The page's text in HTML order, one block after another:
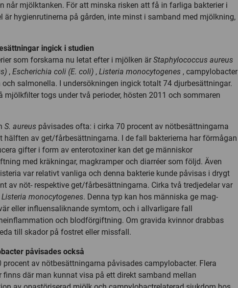
når mjölktanken. För att minska risken att få in farliga bakterier i
är hygienrutinerna på gården, inte minst i samband med mjölkning,
ingick i studien
som forskarna nu letat efter i mjölken är Staphylococcus aureus
, Escherichia coli (E. coli) , Listeria monocytogenes , campylobacter
och salmonella. I undersökningen ingick totalt 74 djurbesättningar.
mjölkfilter togs under två perioder, hösten 2011 och sommaren
S. aureus påvisades ofta: i cirka 70 procent av nötbesättningarna
hälften av get/fårbesättningarna. I de fall bakterierna har förmågan
gifter i form av enterotoxiner kan det ge människor
med kräkningar, magkramper och diarréer som följd. Även
var relativt vanliga och denna bakterie kunde påvisas i drygt
av nöt- respektive get/fårbesättningarna. Cirka två tredjedelar var
Listeria monocytogenes. Denna typ kan hos människa ge mag-
eller influensaliknande symtom, och i allvarligare fall
och blodförgiftning. Om gravida kvinnor drabbas
till skador på fostret eller missfall.
påvisades också
procent av nötbesättningarna påvisades campylobacter. Flera
finns där man kunnat visa på ett direkt samband mellan